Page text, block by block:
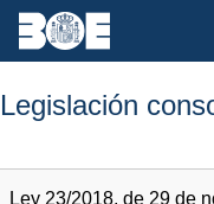
Legislación
Ley 23/2018, de 29 de